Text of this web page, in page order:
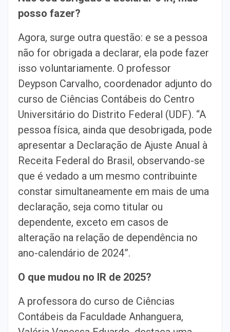
posso fazer?
Agora, surge outra questão: e se a pessoa
não for obrigada a declarar, ela pode fazer
isso voluntariamente. O professor
Deypson Carvalho, coordenador adjunto do
curso de Ciências Contábeis do Centro
Universitário do Distrito Federal (UDF). “A
pessoa física, ainda que desobrigada, pode
apresentar a Declaração de Ajuste Anual à
Receita Federal do Brasil, observando-se
que é vedado a um mesmo contribuinte
constar simultaneamente em mais de uma
declaração, seja como titular ou
dependente, exceto em casos de
alteração na relação de dependência no
ano-calendário de 2024”.
O que mudou no IR de 2025?
A professora do curso de Ciências
Contábeis da Faculdade Anhanguera,